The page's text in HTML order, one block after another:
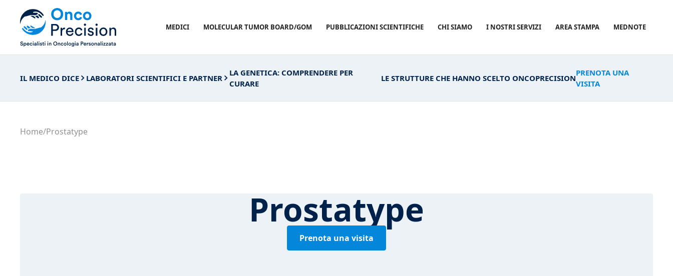
MEDICI MOLECULAR TUMOR BOARD/GOM PUBBLICAZIONI SCIENTIFICHE CHI SIAMO I NOSTRI SERVIZI AREA STAMPA MEDNOTE
IL MEDICO DICE LABORATORI SCIENTIFICI E PARTNER
LA GENETICA: COMPRENDERE PER
CURARE
LE STRUTTURE CHE HANNO SCELTO ONCOPRECISION
PRENOTA UNA
VISITA
Home/Prostatype
Prostatype
Prenota una visita